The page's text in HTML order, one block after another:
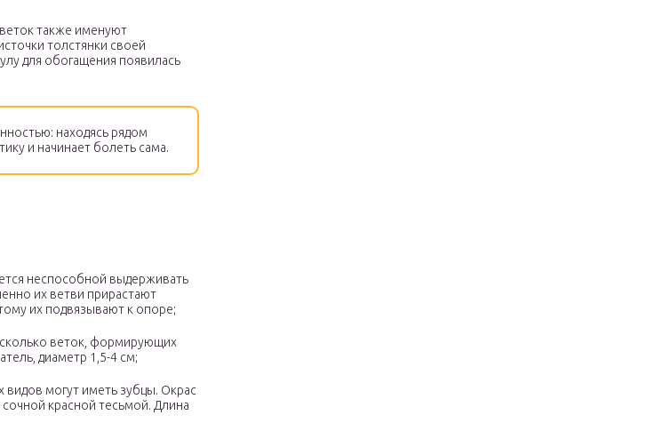
также именуют
толстянки своей
для обогащения появилась
находясь рядом
и начинает болеть сама.
неспособной выдерживать
их ветви прирастают
их подвязывают к опоре;
веток, формирующих
диаметр 1,5-4 см;
видов могут иметь зубцы. Окрас
красной тесьмой. Длина